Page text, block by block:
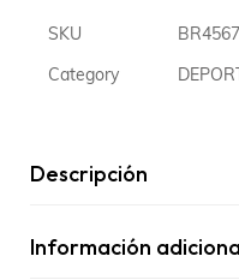
SKU BR4567
Category
Descripción
Información